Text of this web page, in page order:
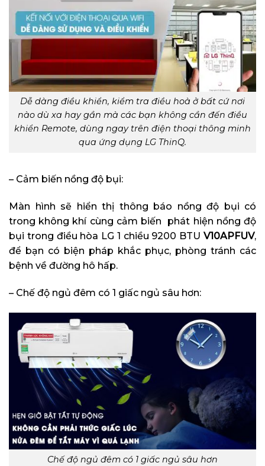
Dễ dàng điều khiển, kiểm tra điều hoà ở bất cứ nơi
nào dù xa hay gần mà các bạn không cần đến điều
khiển Remote, dùng ngay trên điện thoại thông minh
qua ứng dụng LG ThinQ.
– Cảm biến nồng độ bụi:
Màn hình sẽ hiển thị thông báo nồng độ bụi có
trong không khí cùng cảm biến phát hiện nồng độ
bụi trong điều hòa LG 1 chiều 9200 BTU V10APFUV,
để bạn có biện pháp khắc phục, phòng tránh các
bệnh về đường hô hấp.
– Chế độ ngủ đêm có 1 giấc ngủ sâu hơn:
Chế độ ngủ đêm có 1 giấc ngủ sâu hơn